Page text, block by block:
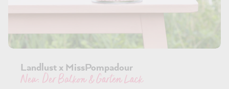
Landlust x MissPompadour
Neu: Der Balkon & Garten Lack